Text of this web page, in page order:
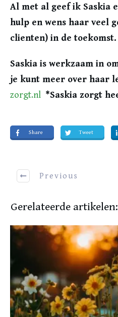
Al met al geef ik Saskia
hulp en wens haar veel
clienten) in de toekomst.
Saskia is werkzaam in
je kunt meer over haar
zorgt.nl *Saskia zorgt
Share Tweet
Previous
Gerelateerde artikelen: